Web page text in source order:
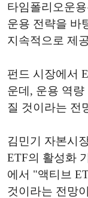
타임폴리오운
운용 전략을 바
지속적으로 제
펀드 시장에서
운데, 운용 역
질 것이라는 전
김민기 자본시
ETF의 활성화
에서 "액티브
것이라는 전망